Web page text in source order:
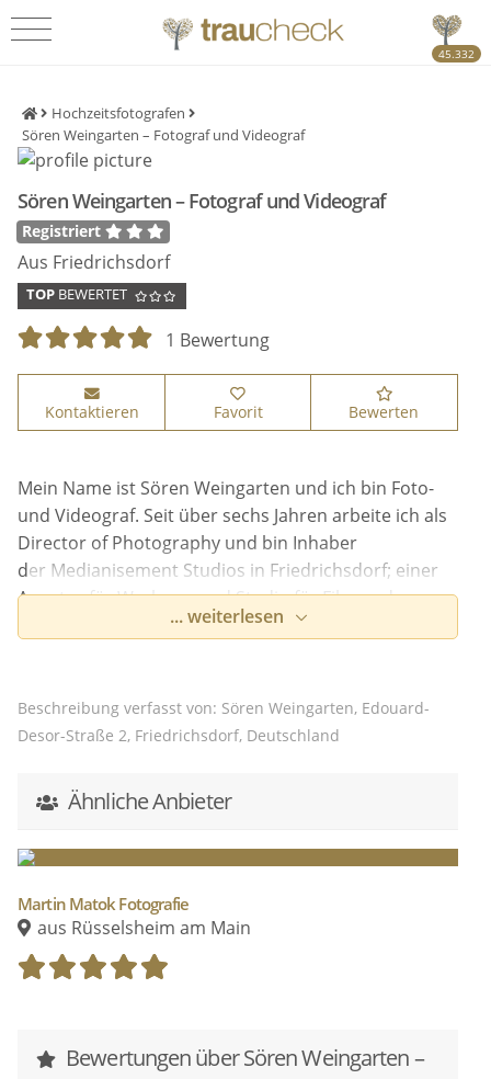
45.332
Hochzeitsfotografen
Sören Weingarten – Fotograf und Videograf
Sören Weingarten – Fotograf und Videograf
Registriert
Aus Friedrichsdorf
TOP BEWERTET
1 Bewertung
Kontaktieren Favorit Bewerten
Mein Name ist Sören Weingarten und ich bin Foto-
und Videograf. Seit über sechs Jahren arbeite ich als
Director of Photography und bin Inhaber
der Medianisement Studios in Friedrichsdorf; einer
Agentur für Werbung und Studio für Film und
Fotografie. Neben der Werbung arbeite ich als
Durch ein großes Repertoire an Equipment, Studium
Flexibilität. Dazu kommen moderate Preise und
und Videodienstleistungen buchen. Hochzeiten,
Portrait-Shootings und Musikvideos sind nur einige
Beispiele.
... weiterlesen
Beschreibung verfasst von: Sören Weingarten, Edouard-
Desor-Straße 2, Friedrichsdorf, Deutschland
Ähnliche Anbieter
Martin Matok Fotografie
aus Rüsselsheim am Main
Bewertungen über Sören Weingarten –